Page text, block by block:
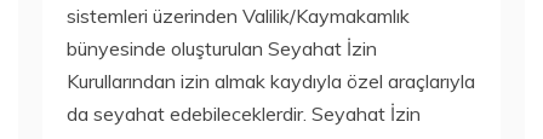
sistemleri üzerinden Valilik/Kaymakamlık
bünyesinde oluşturulan Seyahat İzin
Kurullarından izin almak kaydıyla özel araçlarıyla
da seyahat edebileceklerdir. Seyahat İzin